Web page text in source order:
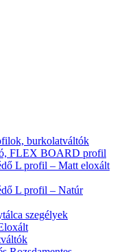
burkolatváltók
FLEX BOARD profil
L profil – Matt eloxált
L profil – Natúr
szegélyek